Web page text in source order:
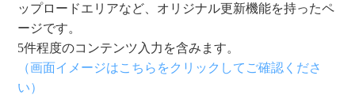
ップロードエリアなど、オリジナル更新機能を持ったペ
ージです。
5件程度のコンテンツ入力を含みます。
（画面イメージはこちらをクリックしてご確認くださ
い）